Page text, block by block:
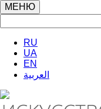
МЕНЮ
RU
UA
EN
العربية